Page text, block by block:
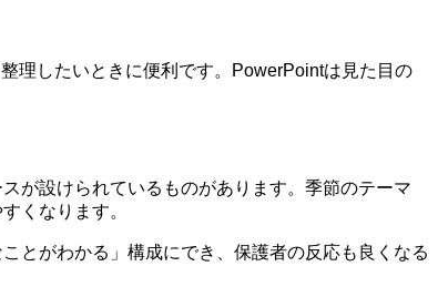
理したいときに便利です。PowerPointは見た目の
が設けられているものがあります。季節のテーマ
くなります。
とがわかる」構成にでき、保護者の反応も良くなる